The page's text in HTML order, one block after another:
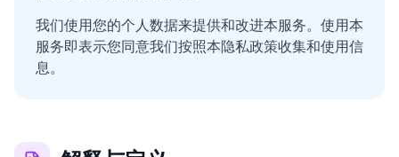
我们使用您的个人数据来提供和改进本服务。使用本
服务即表示您同意我们按照本隐私政策收集和使用信
息。